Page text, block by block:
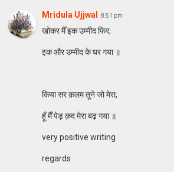
Mridula Ujjwal 8:51 pm
खोकर मैँ इक उम्मीद फिर;
इक और उम्मीद के घर गया ॥
किया सर क़लम तूने जो मेरा;
हूँ मैँ पेड़ क़द मेरा बढ़ गया ॥
very positive writing
regards